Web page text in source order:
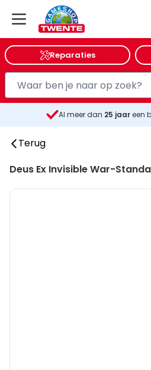
Reparaties
Al meer dan 25 jaareen
Terug
Deus Ex Invisible War-